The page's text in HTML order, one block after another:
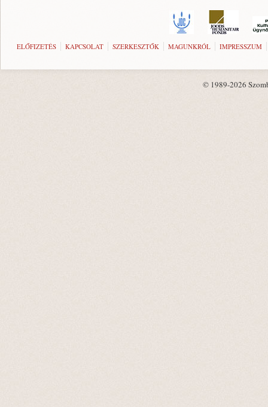
ELŐFIZETÉS KAPCSOLAT SZERKESZTŐK MAGUNKRÓL IMPRESSZUM
© 1989-2026